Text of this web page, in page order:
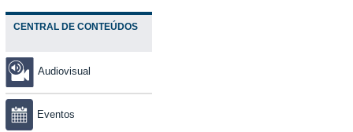
CENTRAL DE CONTEÚDOS
Audiovisual
Eventos